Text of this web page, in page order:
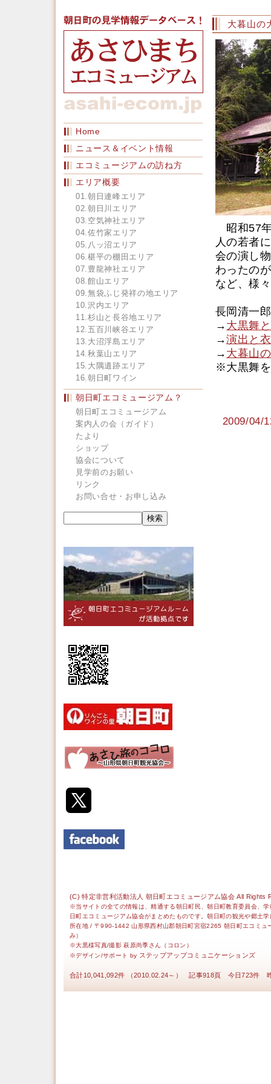
Home
ニュース＆イベント情報
エコミュージアムの訪ね方
エリア概要
01.朝日連峰エリア
02.朝日川エリア
03.空気神社エリア
04.佐竹家エリア
05.八ッ沼エリア
06.椹平の棚田エリア
07.豊龍神社エリア
08.館山エリア
09.無袋ふじ発祥の地エリア
10.沢内エリア
11.杉山と長谷地エリア
12.五百川峡谷エリア
13.大沼浮島エリア
14.秋葉山エリア
15.大隅遺跡エリア
16.朝日町ワイン
朝日町エコミュージアム？
朝日町エコミュージアム
案内人の会（ガイド）
たより
ショップ
協会について
見学前のお願い
リンク
お問い合せ・お申し込み
大暮山の
昭和57
人の若者
会の演し
わったの
など、様
長岡清一
→ 大黒舞
→演出と
→ 大暮山
※大黒舞を
2009/04/
(C) 特定非営利活動法人 朝日町エコミュージアム協会 All Rights
※当サイトの全ての情報は、精通する朝日町民、朝日町教育委員会、
日町エコミュージアム協会がまとめたものです。朝日町の観光や郷土
所在地 / 〒990-1442 山形県西村山郡朝日町宮宿2265 朝日町エコミ
み）
※大黒様写真/撮影 萩原尚季さん（コロン）
※デザイン/サポート by ステップアップコミュニケーションズ
合計10,041,092件 （2010.02.24～） 記事918頁 今日723件